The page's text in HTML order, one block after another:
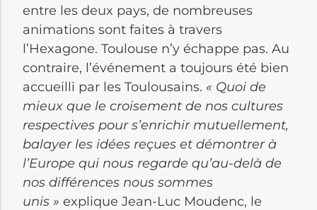
entre les deux pays, de nombreuses
animations sont faites à travers
l’Hexagone. Toulouse n’y échappe pas. Au
contraire, l’événement a toujours été bien
accueilli par les Toulousains. « Quoi de
mieux que le croisement de nos cultures
respectives pour s’enrichir mutuellement,
balayer les idées reçues et démontrer à
l’Europe qui nous regarde qu’au-delà de
nos différences nous sommes
unis » explique Jean-Luc Moudenc, le